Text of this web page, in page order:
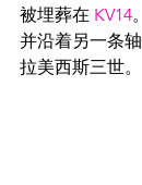
被埋葬在 KV14
并沿着另一条
拉美西斯三世。